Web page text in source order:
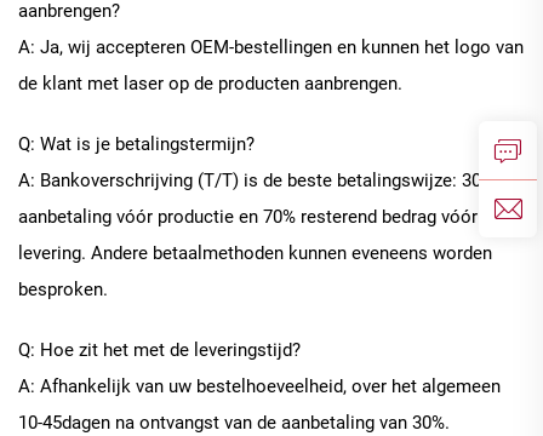
aanbrengen?
A: Ja, wij accepteren OEM-bestellingen en kunnen het logo van
de klant met laser op de producten aanbrengen.
Q: Wat is je betalingstermijn?
A: Bankoverschrijving (T/T) is de beste betalingswijze: 30%
aanbetaling vóór productie en 70% resterend bedrag vóór
levering. Andere betaalmethoden kunnen eveneens worden
besproken.
Q: Hoe zit het met de leveringstijd?
A: Afhankelijk van uw bestelhoeveelheid, over het algemeen
10-45dagen na ontvangst van de aanbetaling van 30%.